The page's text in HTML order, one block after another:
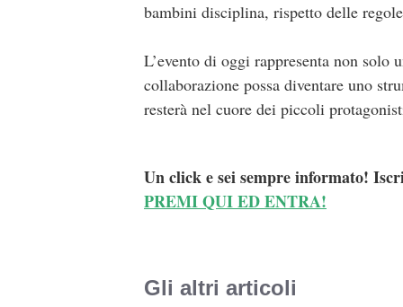
bambini disciplina, rispetto delle
L’evento di oggi rappresenta non solo
collaborazione possa diventare uno
resterà nel cuore dei piccoli
Un click e sei sempre informato!
PREMI QUI ED ENTRA!
Gli altri articoli